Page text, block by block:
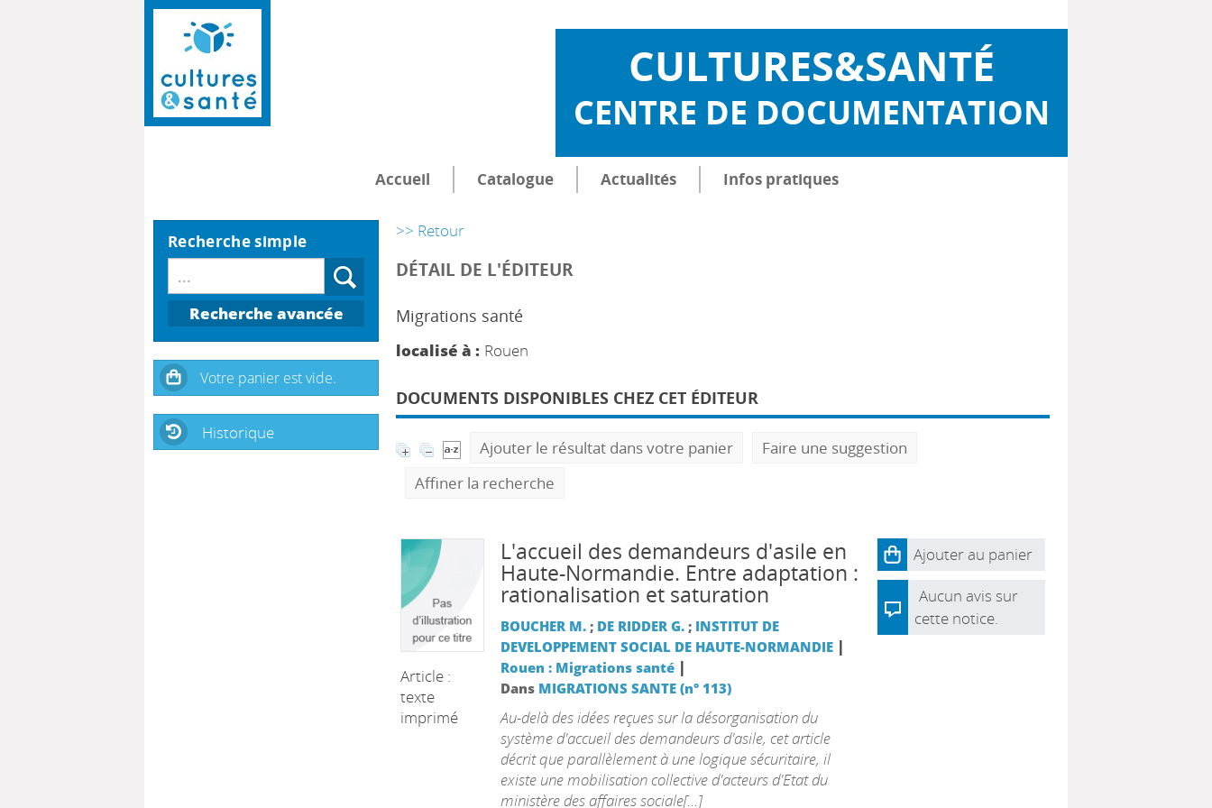
CULTURES&SANTÉ
CENTRE DE DOCUMENTATION
Accueil Catalogue Actualités Infos pratiques
>> Retour
DÉTAIL DE L'ÉDITEUR
Migrations santé
localisé à : Rouen
DOCUMENTS DISPONIBLES CHEZ CET ÉDITEUR
Ajouter le résultat dans votre panier
Faire une suggestion
Affiner la recherche
Article :
texte
imprimé
L'accueil des demandeurs d'asile en
Haute-Normandie. Entre adaptation :
rationalisation et saturation
BOUCHER M.; DE RIDDER G.; INSTITUT DE
DEVELOPPEMENT SOCIAL DE HAUTE-NORMANDIE |
Rouen : Migrations santé|
Dans MIGRATIONS SANTE (n° 113)
Au-delà des idées reçues sur la désorganisation du
système d'accueil des demandeurs d'asile, cet article
décrit que parallèlement à une logique sécuritaire, il
existe une mobilisation collective d'acteurs d'Etat du
ministère des affaires sociale[...]
Ajouter au panier
Aucun avis sur
cette notice.
Recherche simple
Recherche avancée
Historique